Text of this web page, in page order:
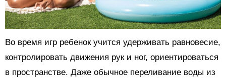
Во время игр ребенок учится удерживать равновесие,
контролировать движения рук и ног, ориентироваться
в пространстве. Даже обычное переливание воды из